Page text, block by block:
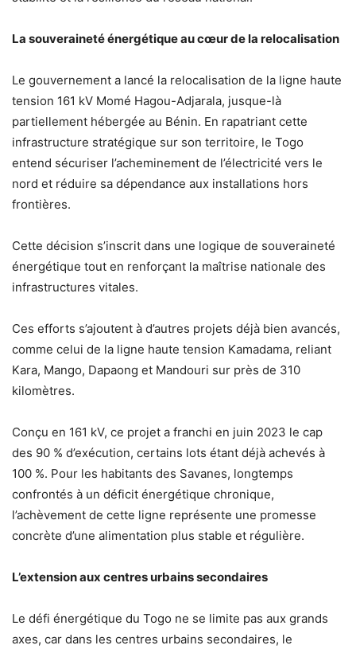
La souveraineté énergétique au cœur de la relocalisation
Le gouvernement a lancé la relocalisation de la ligne haute
tension 161 kV Momé Hagou-Adjarala, jusque-là
partiellement hébergée au Bénin. En rapatriant cette
infrastructure stratégique sur son territoire, le Togo
entend sécuriser l’acheminement de l’électricité vers le
nord et réduire sa dépendance aux installations hors
frontières.
Cette décision s’inscrit dans une logique de souveraineté
énergétique tout en renforçant la maîtrise nationale des
infrastructures vitales.
Ces efforts s’ajoutent à d’autres projets déjà bien avancés,
comme celui de la ligne haute tension Kamadama, reliant
Kara, Mango, Dapaong et Mandouri sur près de 310
kilomètres.
Conçu en 161 kV, ce projet a franchi en juin 2023 le cap
des 90 % d’exécution, certains lots étant déjà achevés à
100 %. Pour les habitants des Savanes, longtemps
confrontés à un déficit énergétique chronique,
l’achèvement de cette ligne représente une promesse
concrète d’une alimentation plus stable et régulière.
L’extension aux centres urbains secondaires
Le défi énergétique du Togo ne se limite pas aux grands
axes, car dans les centres urbains secondaires, le